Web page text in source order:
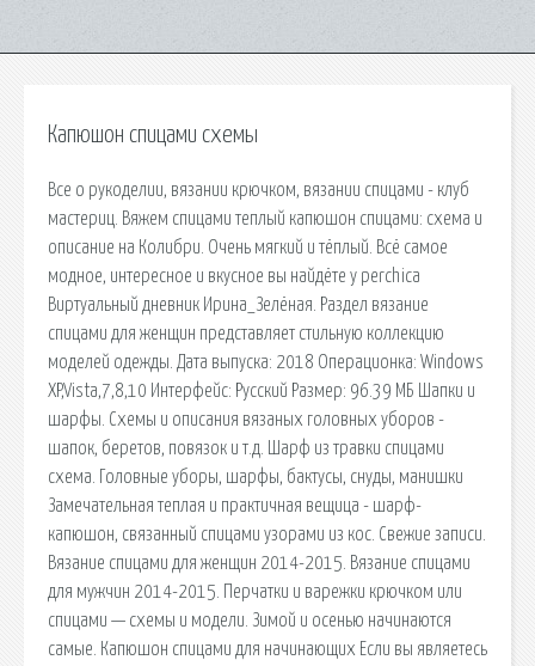
Капюшон спицами схемы
Все о рукоделии, вязании крючком, вязании спицами - клуб
мастериц. Вяжем спицами теплый капюшон спицами: схема и
описание на Колибри. Очень мягкий и тёплый. Всё самое
модное, интересное и вкусное вы найдёте у perchica
Виртуальный дневник Ирина_Зелёная. Раздел вязание
спицами для женщин представляет стильную коллекцию
моделей одежды. Дата выпуска: 2018 Операционка: Windows
XP,Vista,7,8,10 Интерфейс: Русский Размер: 96.39 МБ Шапки и
шарфы. Схемы и описания вязаных головных уборов -
шапок, беретов, повязок и т.д. Шарф из травки спицами
схема. Головные уборы, шарфы, бактусы, снуды, манишки
Замечательная теплая и практичная вещица - шарф-
капюшон, связанный спицами узорами из кос. Свежие записи.
Вязание спицами для женщин 2014-2015. Вязание спицами
для мужчин 2014-2015. Перчатки и варежки крючком или
спицами — схемы и модели. Зимой и осенью начинаются
самые. Капюшон спицами для начинающих Если вы являетесь